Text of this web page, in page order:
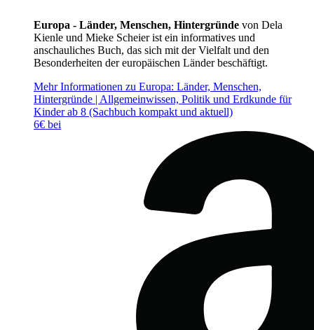
Europa - Länder, Menschen, Hintergründe von Dela
Kienle und Mieke Scheier ist ein informatives und
anschauliches Buch, das sich mit der Vielfalt und den
Besonderheiten der europäischen Länder beschäftigt.
Mehr Informationen zu Europa: Länder, Menschen,
Hintergründe | Allgemeinwissen, Politik und Erdkunde für
Kinder ab 8 (Sachbuch kompakt und aktuell)
6€ bei